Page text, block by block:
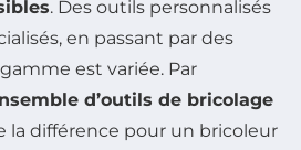
. Des outils personnalisés
en passant par des
gamme est variée. Par
d’outils de bricolage
la différence pour un bricoleur